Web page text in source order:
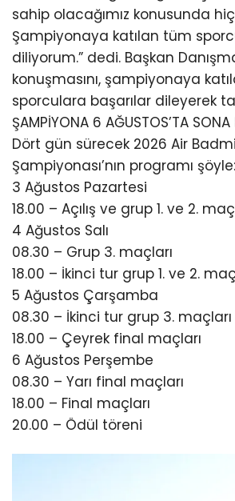
sahip olacağımız konusunda
Şampiyonaya katılan tüm
diliyorum.” dedi. Başkan
konuşmasını, şampiyonaya
sporculara başarılar dileyerek
ŞAMPİYONA 6 AĞUSTOS’TA SONA
Dört gün sürecek 2026 Air
Şampiyonası’nın programı şöyle:
3 Ağustos Pazartesi
18.00 – Açılış ve grup 1. ve 2.
4 Ağustos Salı
08.30 – Grup 3. maçları
18.00 – İkinci tur grup 1. ve 2.
5 Ağustos Çarşamba
08.30 – İkinci tur grup 3. maçları
18.00 – Çeyrek final maçları
6 Ağustos Perşembe
08.30 – Yarı final maçları
18.00 – Final maçları
20.00 – Ödül töreni